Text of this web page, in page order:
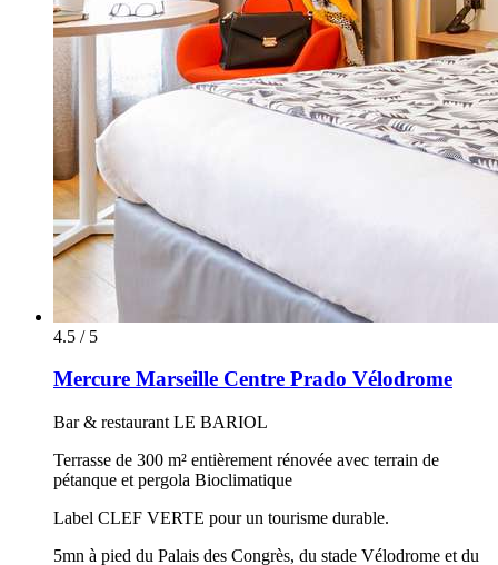
4.5 / 5
Mercure Marseille Centre Prado Vélodrome
Bar & restaurant LE BARIOL
Terrasse de 300 m² entièrement rénovée avec terrain de
pétanque et pergola Bioclimatique
Label CLEF VERTE pour un tourisme durable.
5mn à pied du Palais des Congrès, du stade Vélodrome et du